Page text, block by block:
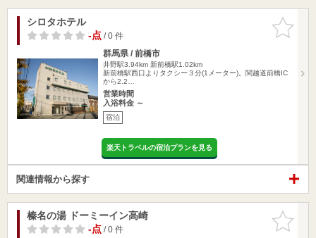
お気に入
りに追加
シロタホテル
-点/ 0 件
群馬県 / 前橋市
井野駅3.94km 新前橋駅1.02km
新前橋駅西口よりタクシー３分(1メーター)。関越道前橋IC
から2.2…
営業時間
入浴料金 ～
宿泊
楽天トラベルの宿泊プランを見る
関連情報から探す
お気に入
りに追加
榛名の湯 ドーミーイン高崎
-点/ 0 件